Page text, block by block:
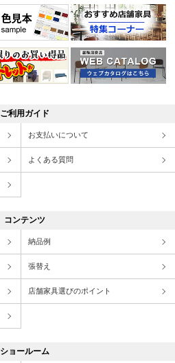
ご利用ガイド
お支払いについて
よくある質問
コンテンツ
納品例
張替え
店舗家具選びのポイント
ショールーム